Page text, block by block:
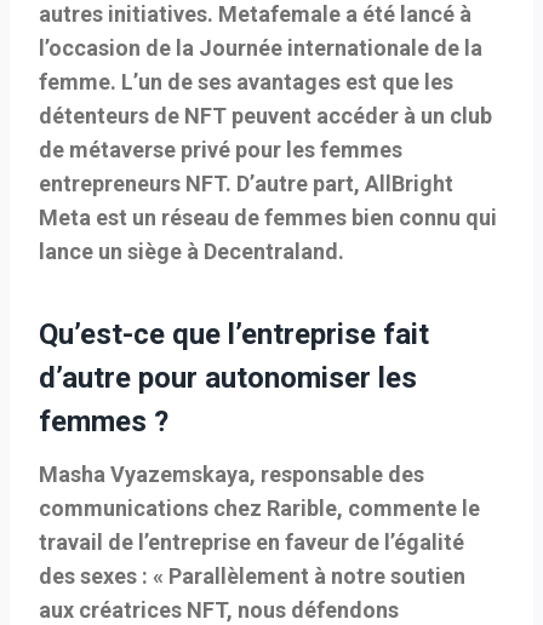
autres initiatives. Metafemale a été lancé à
l’occasion de la Journée internationale de la
femme. L’un de ses avantages est que les
détenteurs de NFT peuvent accéder à un club
de métaverse privé pour les femmes
entrepreneurs NFT. D’autre part, AllBright
Meta est un réseau de femmes bien connu qui
lance un siège à Decentraland.
Qu’est-ce que l’entreprise fait
d’autre pour autonomiser les
femmes ?
Masha Vyazemskaya, responsable des
communications chez Rarible, commente le
travail de l’entreprise en faveur de l’égalité
des sexes : « Parallèlement à notre soutien
aux créatrices NFT, nous défendons